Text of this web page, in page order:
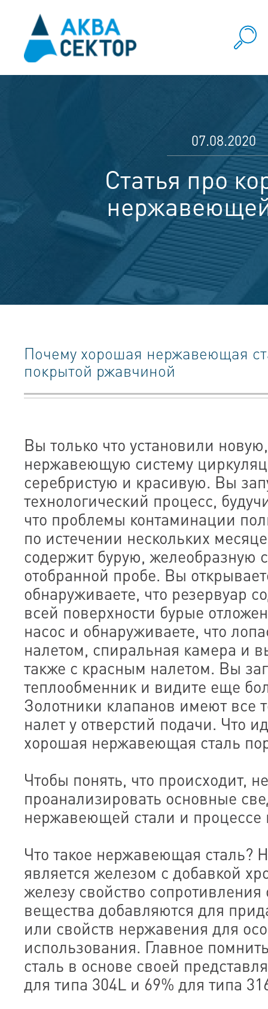
07.08.2020
Статья про
Почему хорошая нержавеющая
покрытой ржавчиной
Вы только что установили
нержавеющую систему
серебристую и красивую. Вы
технологический процесс,
что проблемы контаминации
по истечении нескольких
содержит бурую, желеобразную
отобранной пробе. Вы
обнаруживаете, что резервуар
всей поверхности бурые
насос и обнаруживаете, что
налетом, спиральная камера и
также с красным налетом. Вы
теплообменник и видите еще
Золотники клапанов имеют все
налет у отверстий подачи. Что
хорошая нержавеющая сталь
Чтобы понять, что происходит,
проанализировать основные
нержавеющей стали и процессе
Что такое нержавеющая сталь?
является железом с добавкой
железу свойство
вещества добавляются для
или свойств нержавения для
использования. Главное
сталь в основе своей
для типа 304L и 69% для типа